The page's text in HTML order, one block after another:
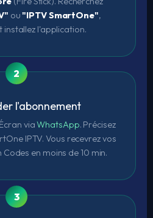
ou"IPTV SmartOne",
installez l'application.
l'abonnement
viaWhatsApp. Précisez
IPTV. Vous recevrez vos
en moins de 10 min.